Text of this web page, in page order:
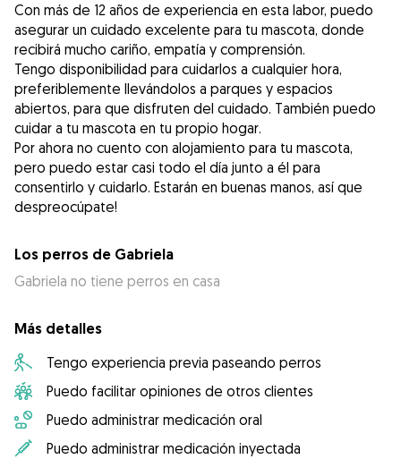
Con más de 12 años de experiencia en esta labor, puedo
asegurar un cuidado excelente para tu mascota, donde
recibirá mucho cariño, empatía y comprensión.
Tengo disponibilidad para cuidarlos a cualquier hora,
preferiblemente llevándolos a parques y espacios
abiertos, para que disfruten del cuidado. También puedo
cuidar a tu mascota en tu propio hogar.
Por ahora no cuento con alojamiento para tu mascota,
pero puedo estar casi todo el día junto a él para
consentirlo y cuidarlo. Estarán en buenas manos, así que
despreocúpate!
Los perros de Gabriela
Gabriela no tiene perros en casa
Más detalles
Tengo experiencia previa paseando perros
Puedo facilitar opiniones de otros clientes
Puedo administrar medicación oral
Puedo administrar medicación inyectada